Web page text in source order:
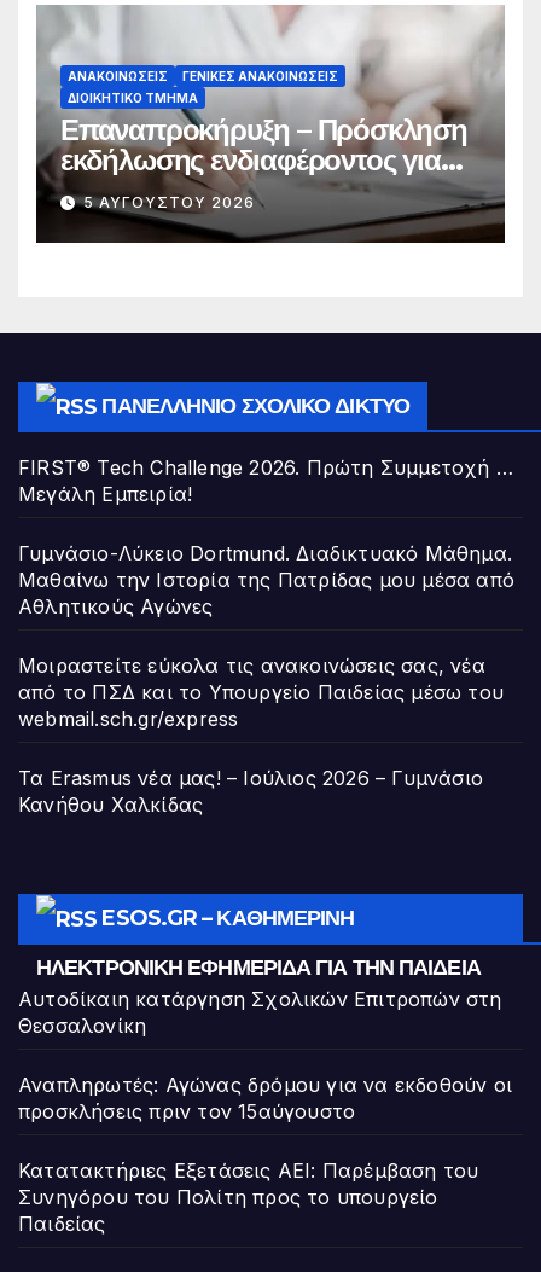
ΑΝΑΚΟΙΝΏΣΕΙΣ
ΓΕΝΙΚΈΣ ΑΝΑΚΟΙΝΏΣΕΙΣ
ΔΙΟΙΚΗΤΙΚΌ ΤΜΉΜΑ
Επαναπροκήρυξη – Πρόσκληση
εκδήλωσης ενδιαφέροντος για
την πλήρωση κενούμενης θέσης
Διευθυντή/ντριας Σχολικής
Μονάδας της Διεύθυνσης Π.Ε. Α΄
5 ΑΥΓΟΎΣΤΟΥ 2026
ΠΑΝΕΛΛΉΝΙΟ ΣΧΟΛΙΚΌ ΔΊΚΤΥΟ
FIRST® Tech Challenge 2026. Πρώτη Συμμετοχή …
Μεγάλη Εμπειρία!
Γυμνάσιο-Λύκειο Dortmund. Διαδικτυακό Μάθημα.
Μαθαίνω την Ιστορία της Πατρίδας μου μέσα από
Αθλητικούς Αγώνες
Μοιραστείτε εύκολα τις ανακοινώσεις σας, νέα
από το ΠΣΔ και το Υπουργείο Παιδείας μέσω του
webmail.sch.gr/express
Τα Erasmus νέα μας! – Ιούλιος 2026 – Γυμνάσιο
Κανήθου Χαλκίδας
ESOS.GR – ΚΑΘΗΜΕΡΙΝΉ
ΗΛΕΚΤΡΟΝΙΚΉ ΕΦΗΜΕΡΊΔΑ ΓΙΑ ΤΗΝ ΠΑΙΔΕΊΑ
Αυτοδίκαιη κατάργηση Σχολικών Επιτροπών στη
Θεσσαλονίκη
Αναπληρωτές: Αγώνας δρόμου για να εκδοθούν οι
προσκλήσεις πριν τον 15αύγουστο
Κατατακτήριες Εξετάσεις ΑΕΙ: Παρέμβαση του
Συνηγόρου του Πολίτη προς το υπουργείο
Παιδείας